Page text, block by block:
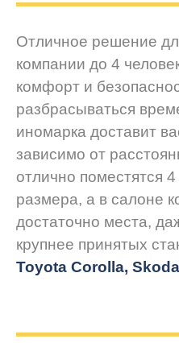
Отличное решение
компании до 4
комфорт и
разбрасываться
иномарка доставит
зависимо от
отлично поместятся
размера, а в салоне
достаточно места,
крупнее принятых
Toyota Corolla,